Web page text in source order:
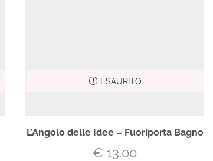
ESAURITO
L’Angolo delle Idee – Fuoriporta Bagno
€ 13.00